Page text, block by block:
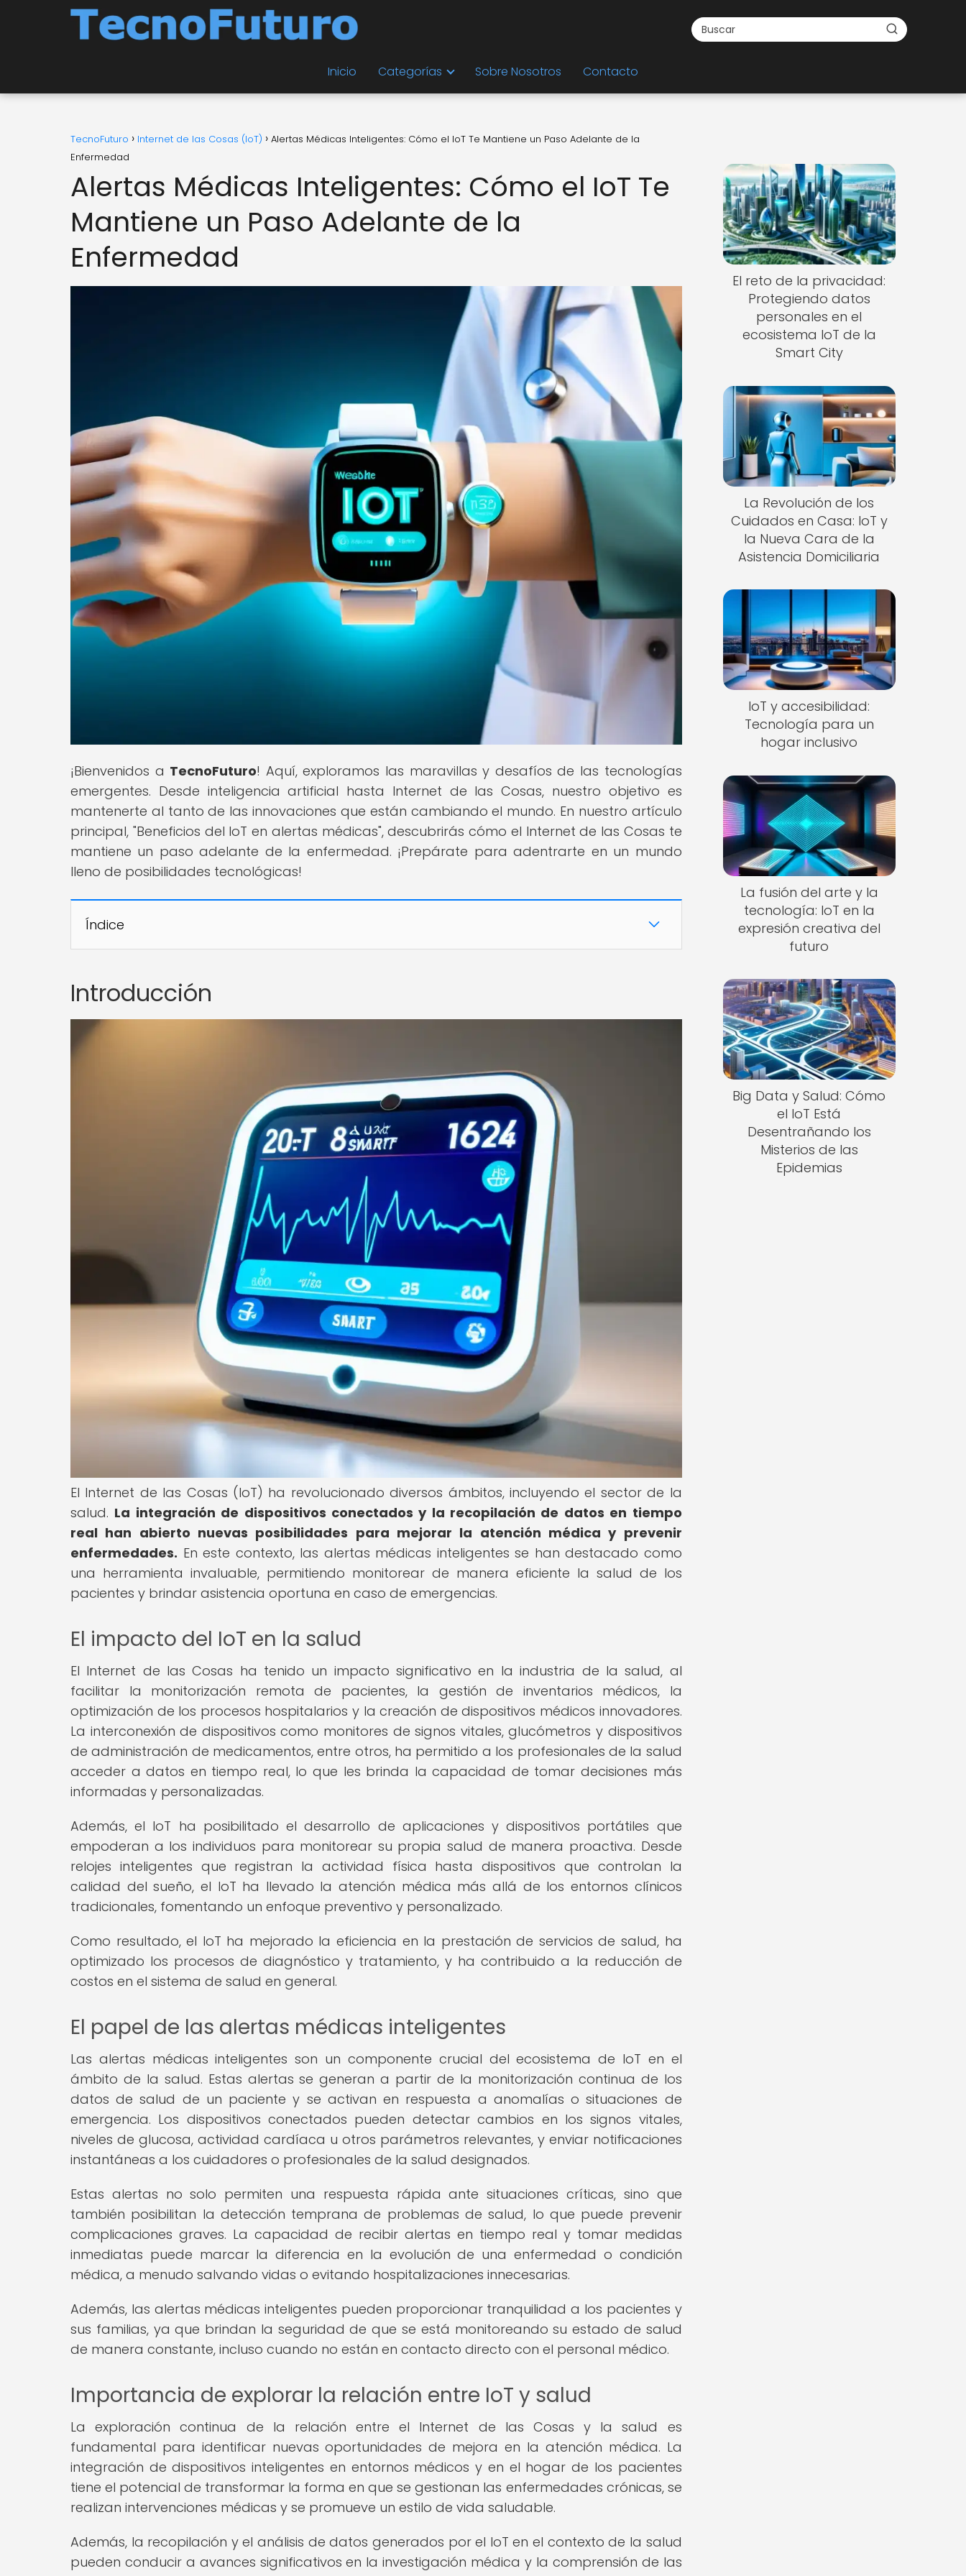
Inicio Categorías Sobre Nosotros Contacto
TecnoFuturo Internet de las Cosas (IoT)
Alertas Médicas Inteligentes: Cómo el IoT Te Mantiene un Paso Adelante de la
Enfermedad
Alertas Médicas Inteligentes: Cómo el IoT Te
Mantiene un Paso Adelante de la
Enfermedad
¡Bienvenidos a TecnoFuturo! Aquí, exploramos las maravillas y desafíos de las tecnologías
emergentes. Desde inteligencia artificial hasta Internet de las Cosas, nuestro objetivo es
mantenerte al tanto de las innovaciones que están cambiando el mundo. En nuestro artículo
principal, "Beneficios del IoT en alertas médicas", descubrirás cómo el Internet de las Cosas te
mantiene un paso adelante de la enfermedad. ¡Prepárate para adentrarte en un mundo
lleno de posibilidades tecnológicas!
Índice
Introducción
El Internet de las Cosas (IoT) ha revolucionado diversos ámbitos, incluyendo el sector de la
salud. La integración de dispositivos conectados y la recopilación de datos en tiempo
real han abierto nuevas posibilidades para mejorar la atención médica y prevenir
enfermedades. En este contexto, las alertas médicas inteligentes se han destacado como
una herramienta invaluable, permitiendo monitorear de manera eficiente la salud de los
pacientes y brindar asistencia oportuna en caso de emergencias.
El impacto del IoT en la salud
El Internet de las Cosas ha tenido un impacto significativo en la industria de la salud, al
facilitar la monitorización remota de pacientes, la gestión de inventarios médicos, la
optimización de los procesos hospitalarios y la creación de dispositivos médicos innovadores.
La interconexión de dispositivos como monitores de signos vitales, glucómetros y dispositivos
de administración de medicamentos, entre otros, ha permitido a los profesionales de la salud
acceder a datos en tiempo real, lo que les brinda la capacidad de tomar decisiones más
informadas y personalizadas.
Además, el IoT ha posibilitado el desarrollo de aplicaciones y dispositivos portátiles que
empoderan a los individuos para monitorear su propia salud de manera proactiva. Desde
relojes inteligentes que registran la actividad física hasta dispositivos que controlan la
calidad del sueño, el IoT ha llevado la atención médica más allá de los entornos clínicos
tradicionales, fomentando un enfoque preventivo y personalizado.
Como resultado, el IoT ha mejorado la eficiencia en la prestación de servicios de salud, ha
optimizado los procesos de diagnóstico y tratamiento, y ha contribuido a la reducción de
costos en el sistema de salud en general.
El papel de las alertas médicas inteligentes
Las alertas médicas inteligentes son un componente crucial del ecosistema de IoT en el
ámbito de la salud. Estas alertas se generan a partir de la monitorización continua de los
datos de salud de un paciente y se activan en respuesta a anomalías o situaciones de
emergencia. Los dispositivos conectados pueden detectar cambios en los signos vitales,
niveles de glucosa, actividad cardíaca u otros parámetros relevantes, y enviar notificaciones
instantáneas a los cuidadores o profesionales de la salud designados.
Estas alertas no solo permiten una respuesta rápida ante situaciones críticas, sino que
también posibilitan la detección temprana de problemas de salud, lo que puede prevenir
complicaciones graves. La capacidad de recibir alertas en tiempo real y tomar medidas
inmediatas puede marcar la diferencia en la evolución de una enfermedad o condición
médica, a menudo salvando vidas o evitando hospitalizaciones innecesarias.
Además, las alertas médicas inteligentes pueden proporcionar tranquilidad a los pacientes y
sus familias, ya que brindan la seguridad de que se está monitoreando su estado de salud
de manera constante, incluso cuando no están en contacto directo con el personal médico.
Importancia de explorar la relación entre IoT y salud
La exploración continua de la relación entre el Internet de las Cosas y la salud es
fundamental para identificar nuevas oportunidades de mejora en la atención médica. La
integración de dispositivos inteligentes en entornos médicos y en el hogar de los pacientes
tiene el potencial de transformar la forma en que se gestionan las enfermedades crónicas, se
realizan intervenciones médicas y se promueve un estilo de vida saludable.
Además, la recopilación y el análisis de datos generados por el IoT en el contexto de la salud
pueden conducir a avances significativos en la investigación médica y la comprensión de las
El reto de la privacidad:
Protegiendo datos
personales en el
ecosistema IoT de la
Smart City
La Revolución de los
Cuidados en Casa: IoT y
la Nueva Cara de la
Asistencia Domiciliaria
IoT y accesibilidad:
Tecnología para un
hogar inclusivo
La fusión del arte y la
tecnología: IoT en la
expresión creativa del
futuro
Big Data y Salud: Cómo
el IoT Está
Desentrañando los
Misterios de las
Epidemias